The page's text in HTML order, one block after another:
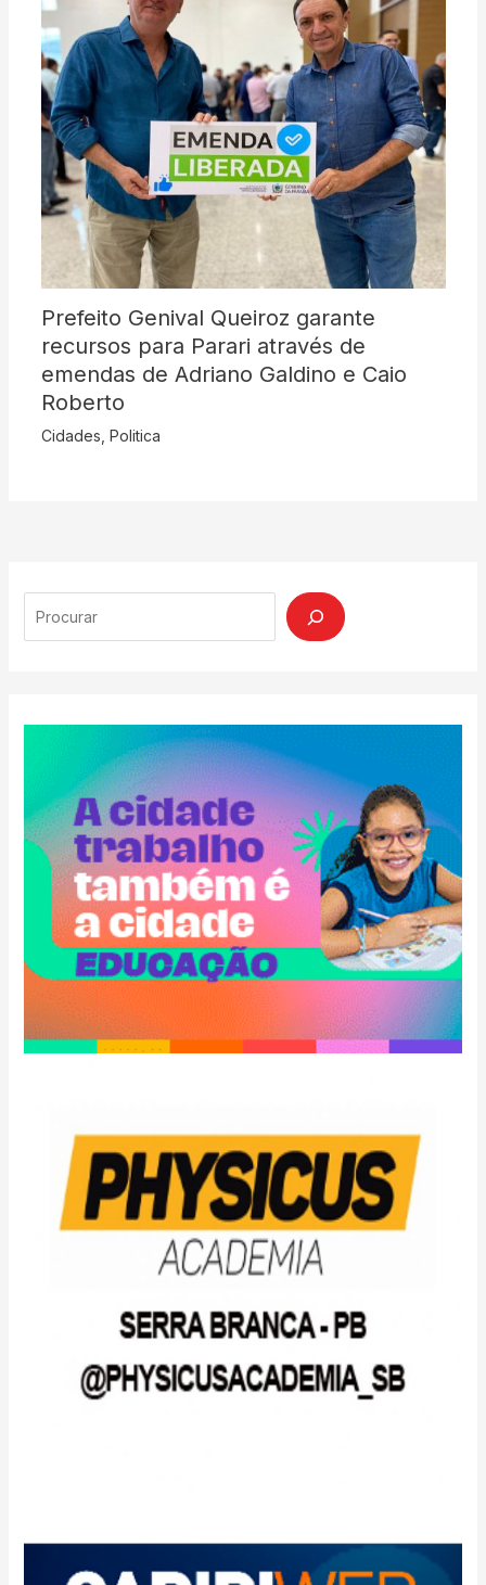
Prefeito Genival Queiroz garante
recursos para Parari através de
emendas de Adriano Galdino e Caio
Roberto
Cidades Politica